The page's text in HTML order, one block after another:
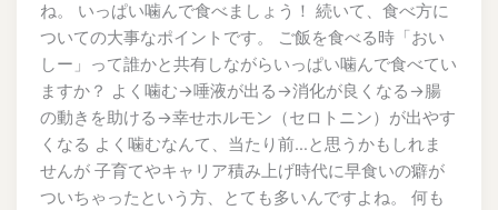
ね。 いっぱい噛んで食べましょう！ 続いて、食べ方に
ついての大事なポイントです。 ご飯を食べる時「おい
しー」って誰かと共有しながらいっぱい噛んで食べてい
ますか？ よく噛む→唾液が出る→消化が良くなる→腸
の動きを助ける→幸せホルモン（セロトニン）が出やす
くなる よく噛むなんて、当たり前…と思うかもしれま
せんが 子育てやキャリア積み上げ時代に早食いの癖が
ついちゃったという方、とても多いんですよね。 何も